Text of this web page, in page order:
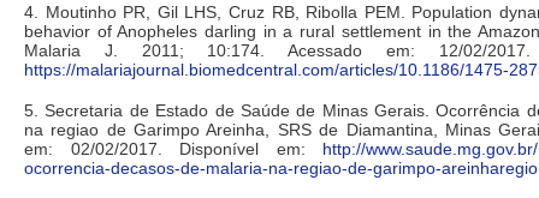
4. Moutinho PR, Gil LHS, Cruz RB, Ribolla PEM. Population
behavior of Anopheles darling in a rural settlement in the
Malaria J. 2011; 10:174. Acessado em: 12/02/
https://malariajournal.biomedcentral.com/articles/10.1186/1475-
5. Secretaria de Estado de Saúde de Minas Gerais. Ocorrência
na regiao de Garimpo Areinha, SRS de Diamantina, Minas
em: 02/02/2017. Disponível em: http://
ocorrencia-decasos-de-malaria-na-regiao-de-garimpo-